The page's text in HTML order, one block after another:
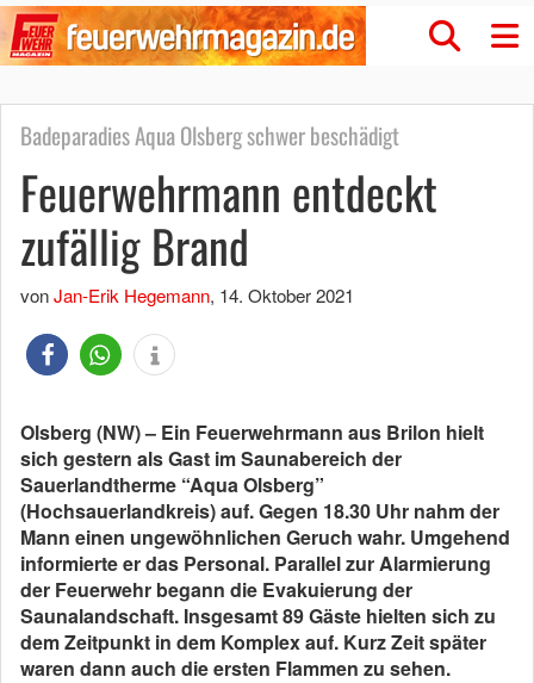
Badeparadies Aqua Olsberg schwer beschädigt
Feuerwehrmann entdeckt
zufällig Brand
vonJan-Erik Hegemann, 14. Oktober 2021
Olsberg (NW) – Ein Feuerwehrmann aus Brilon hielt
sich gestern als Gast im Saunabereich der
Sauerlandtherme “Aqua Olsberg”
(Hochsauerlandkreis) auf. Gegen 18.30 Uhr nahm der
Mann einen ungewöhnlichen Geruch wahr. Umgehend
informierte er das Personal. Parallel zur Alarmierung
der Feuerwehr begann die Evakuierung der
Saunalandschaft. Insgesamt 89 Gäste hielten sich zu
dem Zeitpunkt in dem Komplex auf. Kurz Zeit später
waren dann auch die ersten Flammen zu sehen.